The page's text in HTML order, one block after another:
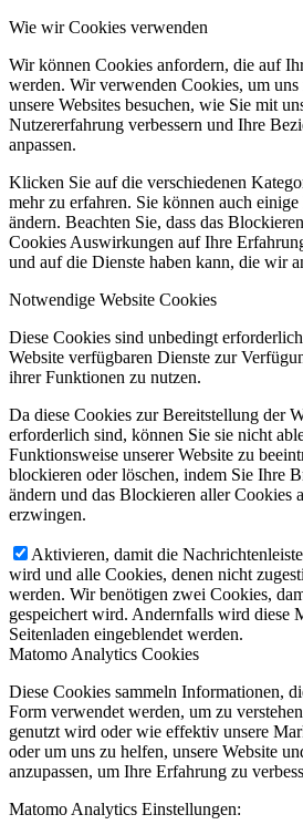
Wie wir Cookies verwenden
Wir können Cookies anfordern, die auf
werden. Wir verwenden Cookies, um
unsere Websites besuchen, wie Sie mit
Nutzererfahrung verbessern und Ihre
anpassen.
Klicken Sie auf die verschiedenen
mehr zu erfahren. Sie können auch
ändern. Beachten Sie, dass das
Cookies Auswirkungen auf Ihre
und auf die Dienste haben kann, die wir
Notwendige Website Cookies
Diese Cookies sind unbedingt
Website verfügbaren Dienste zur
ihrer Funktionen zu nutzen.
Da diese Cookies zur Bereitstellung der
erforderlich sind, können Sie sie nicht
Funktionsweise unserer Website zu
blockieren oder löschen, indem Sie Ihre
ändern und das Blockieren aller Cookies
erzwingen.
Aktivieren, damit die
wird und alle Cookies, denen nicht
werden. Wir benötigen zwei Cookies,
gespeichert wird. Andernfalls wird diese
Seitenladen eingeblendet werden.
Matomo Analytics Cookies
Diese Cookies sammeln Informationen,
Form verwendet werden, um zu
genutzt wird oder wie effektiv unsere
oder um uns zu helfen, unsere Website
anzupassen, um Ihre Erfahrung zu
Matomo Analytics Einstellungen: